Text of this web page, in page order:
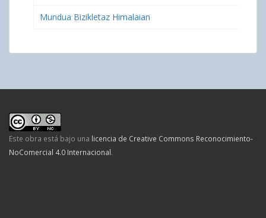
Mundua Bizikletaz Himalaian
Este obra está bajo una licencia de Creative Commons Reconocimiento-
NoComercial 4.0 Internacional.